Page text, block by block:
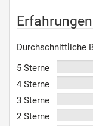
Durchschnittliche
5 Sterne
4 Sterne
3 Sterne
2 Sterne